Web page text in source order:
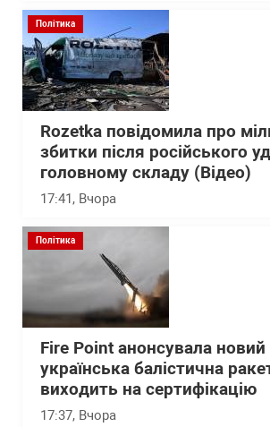
Політика
Rozetka повідомила про
збитки після російського
головному складу (Відео)
17:41, Вчора
Політика
Fire Point анонсувала новий
українська балістична
виходить на сертифікацію
17:37, Вчора